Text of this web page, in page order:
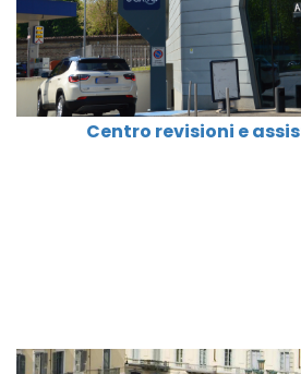
Centro revisioni e